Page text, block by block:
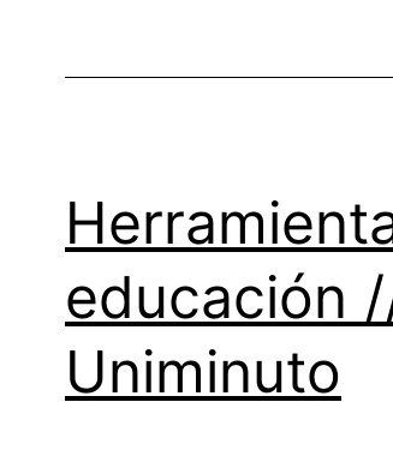
educación
Uniminuto